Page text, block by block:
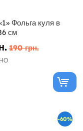
Фольга куля в
см
190 грн.
-60%